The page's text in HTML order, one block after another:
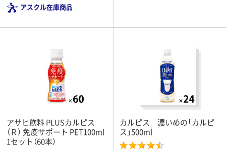
アスクル在庫商品
アサヒ飲料 PLUSカルピス
（Ｒ） 免疫サポート PET100ml
1セット（60本）
カルピス 濃いめの「カルピ
ス」500ml